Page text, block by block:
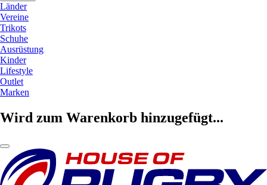
Länder
Vereine
Trikots
Schuhe
Ausrüstung
Kinder
Lifestyle
Outlet
Marken
Wird zum Warenkorb hinzugefügt...